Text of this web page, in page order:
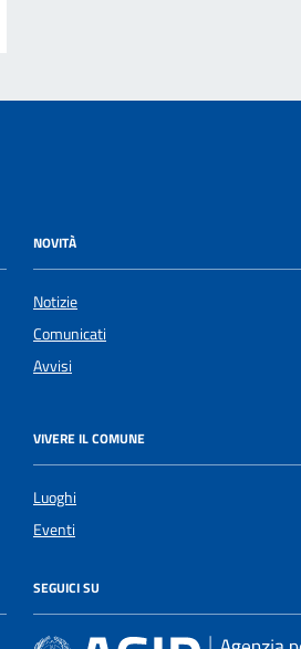
NOVITÀ
Notizie
Comunicati
Avvisi
VIVERE IL COMUNE
Luoghi
Eventi
SEGUICI SU